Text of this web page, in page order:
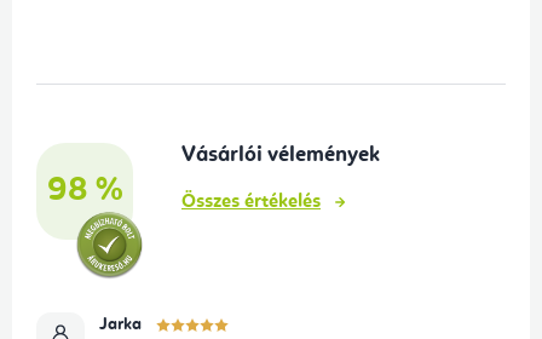
98 %
Vásárlói vélemények
Összes értékelés
Jarka